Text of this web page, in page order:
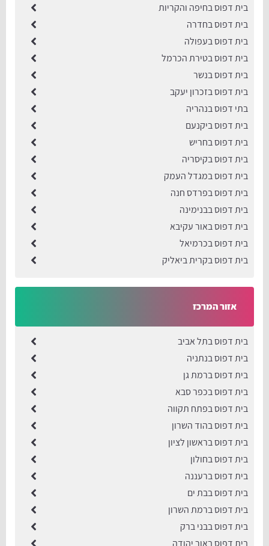
בית דפוס בחיפה והקריות
בית דפוס בחדרה
בית דפוס בעפולה
בית דפוס בטירת הכרמל
בית דפוס בנשר
בית דפוס בזכרון יעקב
בתי דפוס בנהריה
בית דפוס ביקנעם
בית דפוס בחריש
בית דפוס בקיסריה
בית דפוס במגדל העמק
בית דפוס בפרדס חנה
בית דפוס בבנימינה
בית דפוס באור עקיבא
בית דפוס בכרמיאל
בית דפוס בקרית ביאליק
אזור המרכז
בית דפוס בתל אביב
בית דפוס בנתניה
בית דפוס ברמת גן
בית דפוס בכפר סבא
בית דפוס בפתח תקווה
בית דפוס בהוד השרון
בית דפוס בראשון לציון
בית דפוס בחולון
בית דפוס ברעננה
בית דפוס בבת ים
בית דפוס ברמת השרון
בית דפוס בבני ברק
​בית דפוס באור יהודה